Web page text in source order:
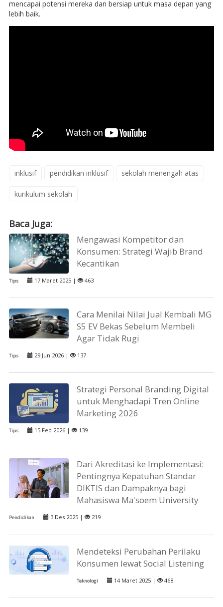
mencapai potensi mereka dan bersiap untuk masa depan yang
lebih baik.
inklusif pendidikan inklusif sekolah menengah atas
kurikulum sekolah
Baca Juga:
Mengawasi Kompetitor dan
Konsumen: Strategi Wajib Brand
Kecantikan
Tips 17 Maret 2025 | 463
Cara Menilai Nilai Jual Kembali MG
S5 EV Bekas Sebelum Membeli
Agar Tidak Rugi
Tips 29 Jun 2026 | 137
Strategi Personal Branding Digital
untuk Menghadapi Tren Online
Marketing 2026
Tips 15 Feb 2026 | 139
Dari Akreditasi ke Implementasi:
Pentingnya Kepatuhan Standar
DIKTIS dan Dampaknya bagi
Mahasiswa Ma'soem University
Pendidikan 3 Des 2025 | 219
Mendeteksi Perubahan Perilaku
Konsumen lewat Social Listening
Teknologi 14 Maret 2025 | 468